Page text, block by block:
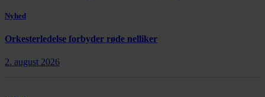
Nyhed
Orkesterledelse forbyder røde nelliker
2. august 2026